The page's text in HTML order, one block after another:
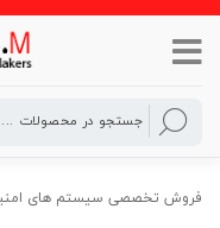
فروش تخصصی سیستم های